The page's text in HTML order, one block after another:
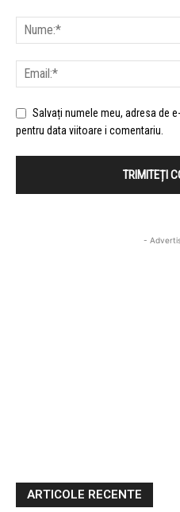
Salvați numele meu, adresa de
pentru data viitoare i comentariu.
-
ARTICOLE RECENTE